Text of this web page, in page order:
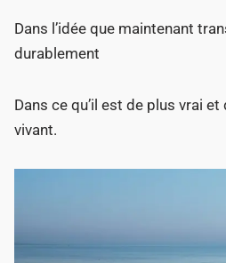
Dans l’idée que maintenant
durablement
Dans ce qu’il est de plus vrai
vivant.